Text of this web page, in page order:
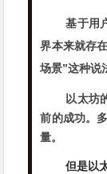
基于用
界本来就存
场景”这种说
以太坊
前的成功。
量。
但是以